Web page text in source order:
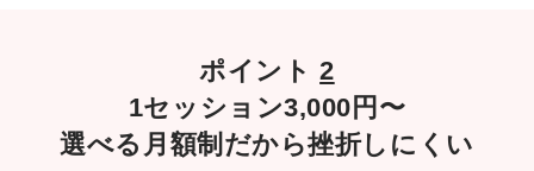
ポイント2
1セッション3,000円〜
選べる月額制だから挫折しにくい